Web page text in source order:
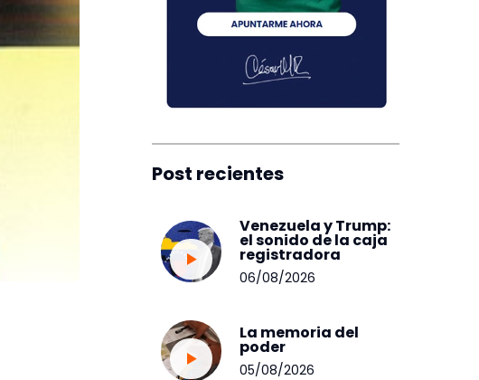
Post recientes
Venezuela y Trump:
el sonido de la caja
registradora
06/08/2026
La memoria del
poder
05/08/2026